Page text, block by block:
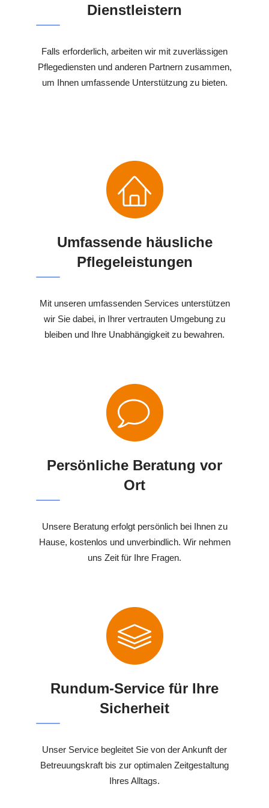
Dienstleistern
Falls erforderlich, arbeiten wir mit zuverlässigen
Pflegediensten und anderen Partnern zusammen,
um Ihnen umfassende Unterstützung zu bieten.
Umfassende häusliche
Pflegeleistungen
Mit unseren umfassenden Services unterstützen
wir Sie dabei, in Ihrer vertrauten Umgebung zu
bleiben und Ihre Unabhängigkeit zu bewahren.
Persönliche Beratung vor
Ort
Unsere Beratung erfolgt persönlich bei Ihnen zu
Hause, kostenlos und unverbindlich. Wir nehmen
uns Zeit für Ihre Fragen.
Rundum-Service für Ihre
Sicherheit
Unser Service begleitet Sie von der Ankunft der
Betreuungskraft bis zur optimalen Zeitgestaltung
Ihres Alltags.